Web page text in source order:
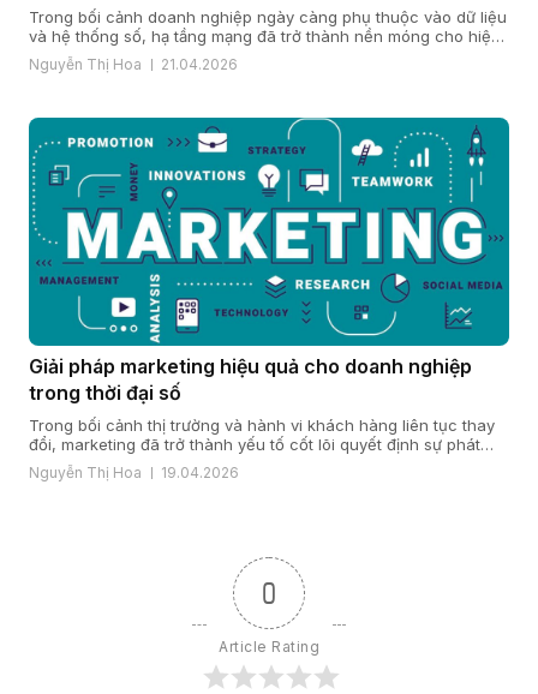
Trong bối cảnh doanh nghiệp ngày càng phụ thuộc vào dữ liệu
và hệ thống số, hạ tầng mạng đã trở thành nền móng cho hiệu
quả vận hành và năng lực cạnh tranh. Khi quy mô mở rộng, chi
nhánh gia tăng và yêu cầu bảo mật, ổn định ngày càng cao,
Nguyễn Thị Hoa 21.04.2026
Giải pháp marketing hiệu quả cho doanh nghiệp
trong thời đại số
Trong bối cảnh thị trường và hành vi khách hàng liên tục thay
đổi, marketing đã trở thành yếu tố cốt lõi quyết định sự phát
triển của doanh nghiệp. Một giải pháp marketing hiệu quả nằm
ở cách doanh nghiệp hiểu khách hàng, xây dựng chiến lược
Nguyễn Thị Hoa 19.04.2026
0
Article Rating